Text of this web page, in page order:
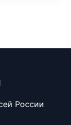
России